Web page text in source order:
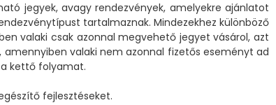
jegyek, avagy rendezvények, amelyekre ajánlatot
tartalmaznak. Mindezekhez különböző
valaki csak azonnal megvehető jegyet vásárol, azt
valaki nem azonnal fizetős eseményt ad
a kettő folyamat.
fejlesztéseket.